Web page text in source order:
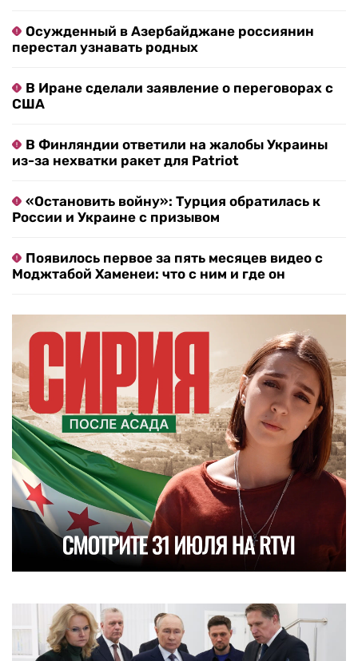
Осужденный в Азербайджане россиянин
перестал узнавать родных
В Иране сделали заявление о переговорах с
США
В Финляндии ответили на жалобы Украины
из-за нехватки ракет для Patriot
«Остановить войну»: Турция обратилась к
России и Украине с призывом
Появилось первое за пять месяцев видео с
Моджтабой Хаменеи: что с ним и где он